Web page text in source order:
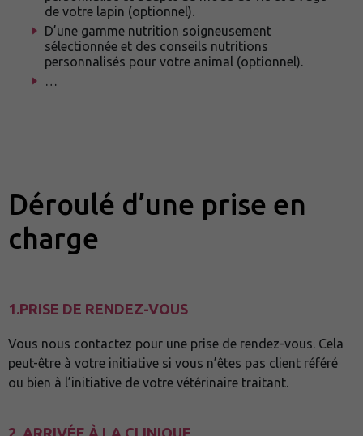
de votre lapin (optionnel).
D’une gamme nutrition soigneusement
sélectionnée et des conseils nutritions
personnalisés pour votre animal (optionnel).
…
Déroulé d’une prise en
charge
1.PRISE DE RENDEZ-VOUS
Vous nous contactez pour une prise de rendez-vous. Cela
peut-être à votre initiative si vous n’êtes pas client référé
ou bien à l’initiative de votre vétérinaire traitant.
2. ARRIVÉE À LA CLINIQUE